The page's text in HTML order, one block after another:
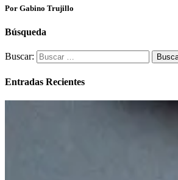
Por Gabino Trujillo
Búsqueda
Buscar:
Entradas Recientes